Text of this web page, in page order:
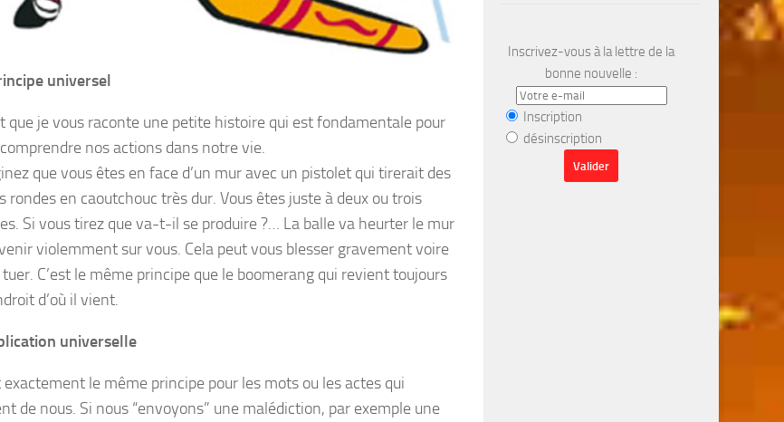
universel
que je vous raconte une petite histoire qui est fondamentale pour
nos actions dans notre vie.
que vous êtes en face d’un mur avec un pistolet qui tirerait des
rondes en caoutchouc très dur. Vous êtes juste à deux ou trois
Si vous tirez que va-t-il se produire ?… La balle va heurter le mur
violemment sur vous. Cela peut vous blesser gravement voire
C’est le même principe que le boomerang qui revient toujours
d’où il vient.
universelle
exactement le même principe pour les mots ou les actes qui
de nous. Si nous “envoyons” une malédiction, par exemple une
Inscrivez-vous à la lettre de la
bonne nouvelle :
Inscription
désinscription